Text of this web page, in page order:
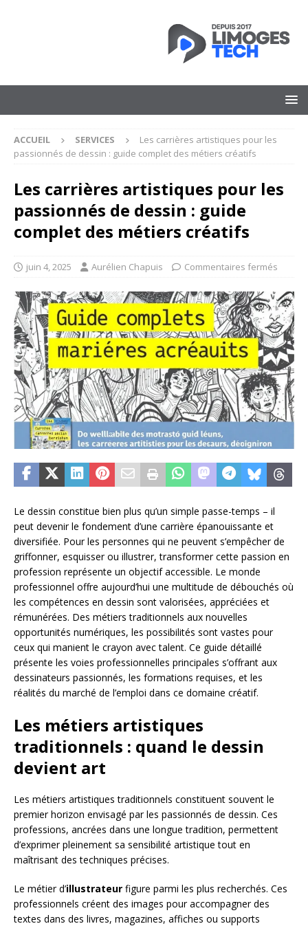
ACCUEIL SERVICES
Les carrières artistiques pour les
passionnés de dessin : guide complet des métiers créatifs
Les carrières artistiques pour les
passionnés de dessin : guide
complet des métiers créatifs
juin 4, 2025 Aurélien Chapuis Commentaires fermés
Le dessin constitue bien plus qu’un simple passe-temps – il
peut devenir le fondement d’une carrière épanouissante et
diversifiée. Pour les personnes qui ne peuvent s’empêcher de
griffonner, esquisser ou illustrer, transformer cette passion en
profession représente un objectif accessible. Le monde
professionnel offre aujourd’hui une multitude de débouchés où
les compétences en dessin sont valorisées, appréciées et
rémunérées. Des métiers traditionnels aux nouvelles
opportunités numériques, les possibilités sont vastes pour
ceux qui manient le crayon avec talent. Ce guide détaillé
présente les voies professionnelles principales s’offrant aux
dessinateurs passionnés, les formations requises, et les
réalités du marché de l’emploi dans ce domaine créatif.
Les métiers artistiques
traditionnels : quand le dessin
devient art
Les métiers artistiques traditionnels constituent souvent le
premier horizon envisagé par les passionnés de dessin. Ces
professions, ancrées dans une longue tradition, permettent
d’exprimer pleinement sa sensibilité artistique tout en
maîtrisant des techniques précises.
Le métier d’illustrateur figure parmi les plus recherchés. Ces
professionnels créent des images pour accompagner des
textes dans des livres, magazines, affiches ou supports